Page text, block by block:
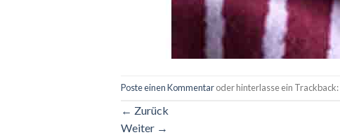
Poste einen Kommentaroder hinterlasse ein Trackback:
← Zurück
Weiter →